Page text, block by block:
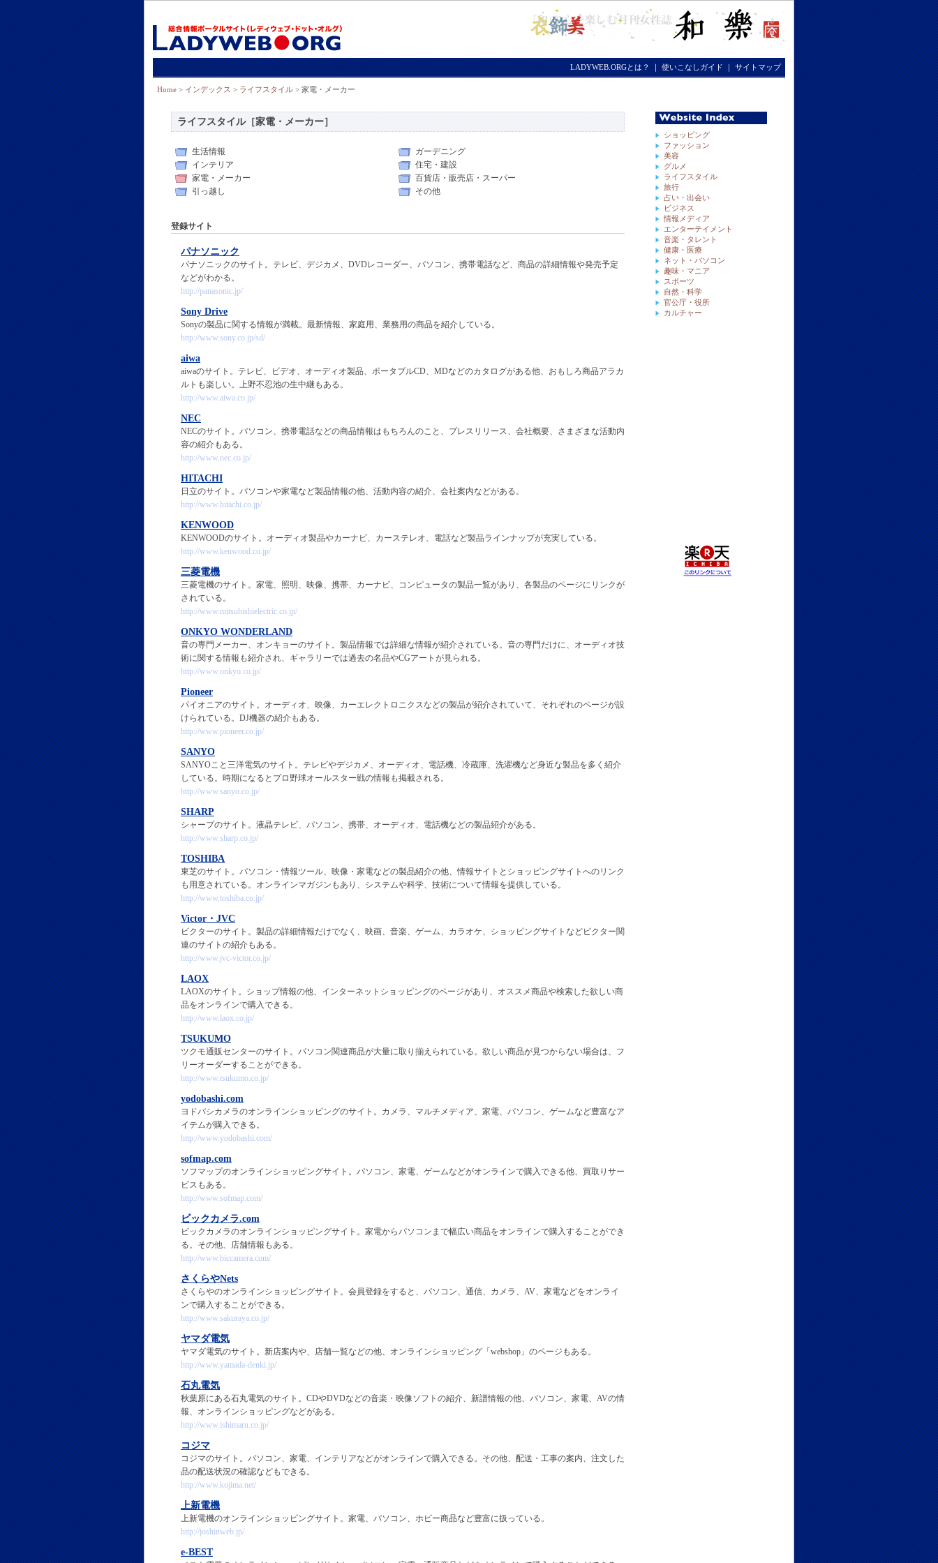
LADYWEB.ORGとは？｜使いこなしガイド｜サイトマップ
Home > インデックス > ライフスタイル > 家電・メーカー
ライフスタイル［家電・メーカー］
生活情報
ガーデニング
インテリア
住宅・建設
家電・メーカー
百貨店・販売店・スーパー
引っ越し
その他
登録サイト
パナソニック
パナソニックのサイト。テレビ、デジカメ、DVDレコーダー、パソコン、携帯電話など、商品の詳細情報や発売予定
などがわかる。
http://panasonic.jp/
Sony Drive
Sonyの製品に関する情報が満載。最新情報、家庭用、業務用の商品を紹介している。
http://www.sony.co.jp/sd/
aiwa
aiwaのサイト。テレビ、ビデオ、オーディオ製品、ポータブルCD、MDなどのカタログがある他、おもしろ商品アラカ
ルトも楽しい。上野不忍池の生中継もある。
http://www.aiwa.co.jp/
NEC
NECのサイト。パソコン、携帯電話などの商品情報はもちろんのこと、プレスリリース、会社概要、さまざまな活動内
容の紹介もある。
http://www.nec.co.jp/
HITACHI
日立のサイト。パソコンや家電など製品情報の他、活動内容の紹介、会社案内などがある。
http://www.hitachi.co.jp/
KENWOOD
KENWOODのサイト。オーディオ製品やカーナビ、カーステレオ、電話など製品ラインナップが充実している。
http://www.kenwood.co.jp/
三菱電機
三菱電機のサイト。家電、照明、映像、携帯、カーナビ、コンピュータの製品一覧があり、各製品のページにリンクが
されている。
http://www.mitsubishielectric.co.jp/
ONKYO WONDERLAND
音の専門メーカー、オンキョーのサイト。製品情報では詳細な情報が紹介されている。音の専門だけに、オーディオ技
術に関する情報も紹介され、ギャラリーでは過去の名品やCGアートが見られる。
http://www.onkyo.co.jp/
Pioneer
パイオニアのサイト。オーディオ、映像、カーエレクトロニクスなどの製品が紹介されていて、それぞれのページが設
けられている。DJ機器の紹介もある。
http://www.pioneer.co.jp/
SANYO
SANYOこと三洋電気のサイト。テレビやデジカメ、オーディオ、電話機、冷蔵庫、洗濯機など身近な製品を多く紹介
している。時期になるとプロ野球オールスター戦の情報も掲載される。
http://www.sanyo.co.jp/
SHARP
シャープのサイト。液晶テレビ、パソコン、携帯、オーディオ、電話機などの製品紹介がある。
http://www.sharp.co.jp/
TOSHIBA
東芝のサイト。パソコン・情報ツール、映像・家電などの製品紹介の他、情報サイトとショッピングサイトへのリンク
も用意されている。オンラインマガジンもあり、システムや科学、技術について情報を提供している。
http://www.toshiba.co.jp/
Victor・JVC
ビクターのサイト。製品の詳細情報だけでなく、映画、音楽、ゲーム、カラオケ、ショッピングサイトなどビクター関
連のサイトの紹介もある。
http://www.jvc-victor.co.jp/
LAOX
LAOXのサイト。ショップ情報の他、インターネットショッピングのページがあり、オススメ商品や検索した欲しい商
品をオンラインで購入できる。
http://www.laox.co.jp/
TSUKUMO
ツクモ通販センターのサイト。パソコン関連商品が大量に取り揃えられている。欲しい商品が見つからない場合は、フ
リーオーダーすることができる。
http://www.tsukumo.co.jp/
yodobashi.com
ヨドバシカメラのオンラインショッピングのサイト。カメラ、マルチメディア、家電、パソコン、ゲームなど豊富なア
イテムが購入できる。
http://www.yodobashi.com/
sofmap.com
ソフマップのオンラインショッピングサイト。パソコン、家電、ゲームなどがオンラインで購入できる他、買取りサー
ビスもある。
http://www.sofmap.com/
ビックカメラ.com
ビックカメラのオンラインショッピングサイト。家電からパソコンまで幅広い商品をオンラインで購入することができ
る。その他、店舗情報もある。
http://www.biccamera.com/
さくらやNets
さくらやのオンラインショッピングサイト。会員登録をすると、パソコン、通信、カメラ、AV、家電などをオンライ
ンで購入することができる。
http://www.sakuraya.co.jp/
ヤマダ電気
ヤマダ電気のサイト。新店案内や、店舗一覧などの他、オンラインショッピング「webshop」のページもある。
http://www.yamada-denki.jp/
石丸電気
秋葉原にある石丸電気のサイト。CDやDVDなどの音楽・映像ソフトの紹介、新譜情報の他、パソコン、家電、AVの情
報、オンラインショッピングなどがある。
http://www.ishimaru.co.jp/
コジマ
コジマのサイト。パソコン、家電、インテリアなどがオンラインで購入できる。その他、配送・工事の案内、注文した
品の配送状況の確認などもできる。
http://www.kojima.net/
上新電機
上新電機のオンラインショッピングサイト。家電、パソコン、ホビー商品など豊富に扱っている。
http://joshinweb.jp/
e-BEST